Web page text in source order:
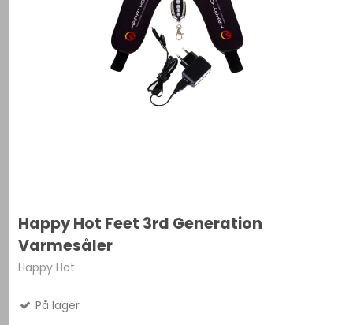
Happy Hot Feet 3rd Generation
Varmesåler
Happy Hot
På lager